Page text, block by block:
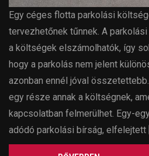
Egy céges flotta parkolási
tervezhetőnek tűnnek. A
a költségek elszámolhatók, így
hogy a parkolás nem jelent
azonban ennél jóval
egy része annak a költségnek,
kapcsolatban felmerülhet. Egy-
adódó parkolási bírság, elfelejtett